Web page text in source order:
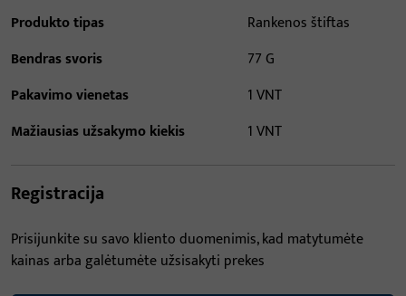
Produkto tipas
Rankenos štiftas
Bendras svoris
77 G
Pakavimo vienetas
1 VNT
Mažiausias užsakymo kiekis
1 VNT
Registracija
Prisijunkite su savo kliento duomenimis, kad matytumėte
kainas arba galėtumėte užsisakyti prekes